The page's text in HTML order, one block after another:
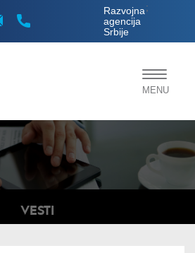
Razvojna
agencija
Srbije
;
Toggle
MENU
VESTI